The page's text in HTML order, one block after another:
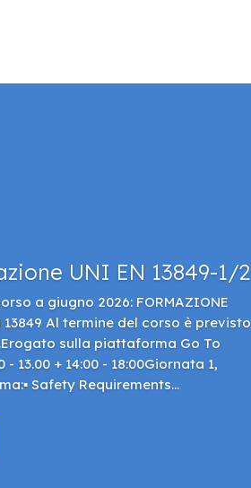
UNI EN 13849-1/2
a giugno 2026: FORMAZIONE
13849 Al termine del corso è previsto
sulla piattaforma Go To
- 13.00 + 14:00 - 18:00Giornata 1,
Safety Requirements...